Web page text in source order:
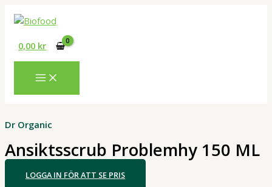
Hoppa
0,00 kr
Dr Organic
Ansiktsscrub Problemhy 150 ML
LOGGA IN FÖR ATT SE PRIS